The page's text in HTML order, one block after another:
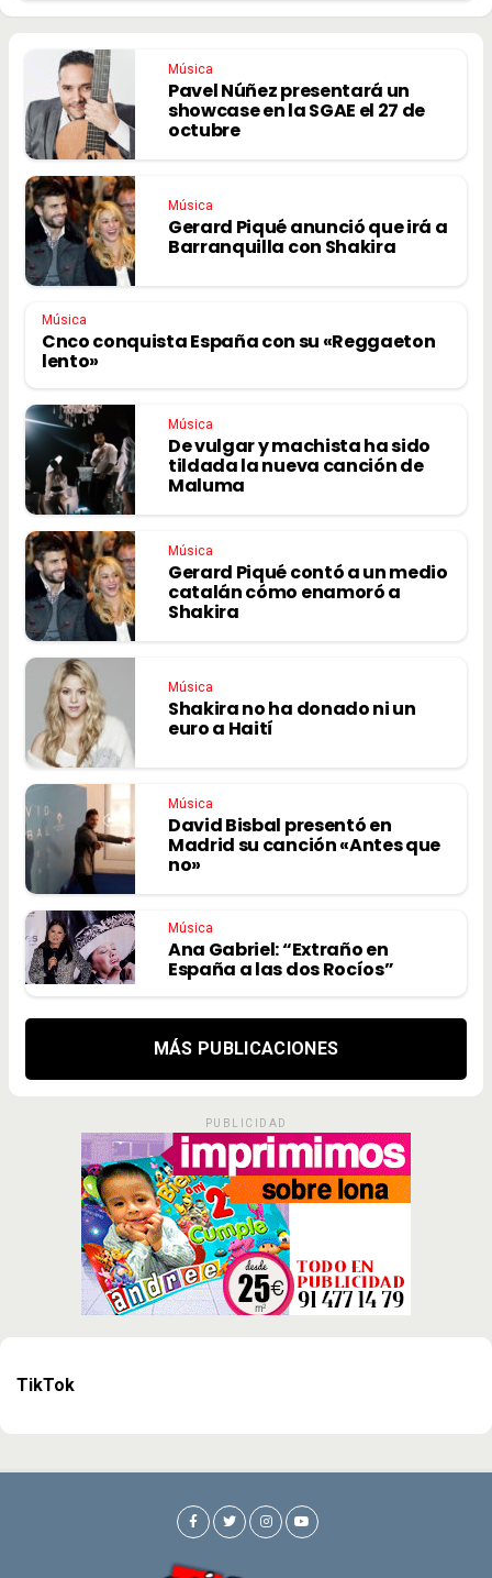
Música
Pavel Núñez presentará un
showcase en la SGAE el 27 de
octubre
Música
Gerard Piqué anunció que irá a
Barranquilla con Shakira
Música
Cnco conquista España con su «Reggaeton
lento»
Música
De vulgar y machista ha sido
tildada la nueva canción de
Maluma
Música
Gerard Piqué contó a un medio
catalán cómo enamoró a
Shakira
Música
Shakira no ha donado ni un
euro a Haití
Música
David Bisbal presentó en
Madrid su canción «Antes que
no»
Música
Ana Gabriel: “Extraño en
España a las dos Rocíos”
MÁS PUBLICACIONES
PUBLICIDAD
TikTok